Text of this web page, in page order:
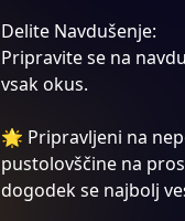
Delite Navdušenje:
Pripravite se na
vsak okus.
🌟 Pripravljeni na
pustolovščine na
dogodek se najbolj